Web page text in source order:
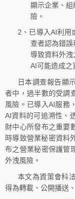
顯示企業、
險。
2、已導入AI利用
查者認為錯
導致資料外
AI可能造成之
日本調查報告顯
者中，過半數的受調
風險。已導入AI服務
AI資料的可追溯性、
財中心所發布之重要
時導致營業秘密資料
布之營業秘密保護管
外洩風險。
本文為資策會科
得為轉載、公開播送